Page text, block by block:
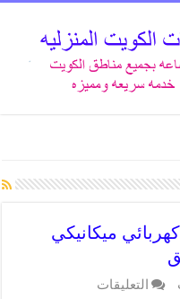
ورشة كهربائي ميكانيكي
التعليقات